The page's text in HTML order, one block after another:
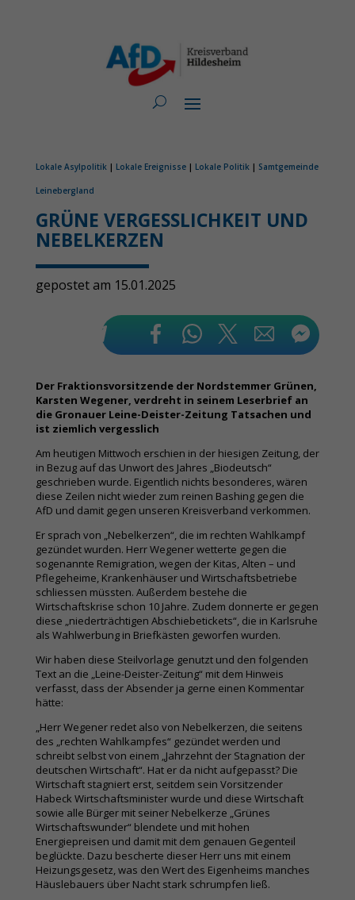
Lokale Asylpolitik | Lokale Ereignisse| Lokale Politik | Samtgemeinde
Leinebergland
GRÜNE VERGESSLICHKEIT UND
NEBELKERZEN
gepostet am 15.01.2025
Der Fraktionsvorsitzende der Nordstemmer Grünen,
Karsten Wegener, verdreht in seinem Leserbrief an
die Gronauer Leine-Deister-Zeitung Tatsachen und
ist ziemlich vergesslich
Am heutigen Mittwoch erschien in der hiesigen Zeitung, der
in Bezug auf das Unwort des Jahres „Biodeutsch“
geschrieben wurde. Eigentlich nichts besonderes, wären
diese Zeilen nicht wieder zum reinen Bashing gegen die
AfD und damit gegen unseren Kreisverband verkommen.
Er sprach von „Nebelkerzen“, die im rechten Wahlkampf
gezündet wurden. Herr Wegener wetterte gegen die
sogenannte Remigration, wegen der Kitas, Alten – und
Pflegeheime, Krankenhäuser und Wirtschaftsbetriebe
schliessen müssten. Außerdem bestehe die
Wirtschaftskrise schon 10 Jahre. Zudem donnerte er gegen
diese „niederträchtigen Abschiebetickets“, die in Karlsruhe
als Wahlwerbung in Briefkästen geworfen wurden.
Wir haben diese Steilvorlage genutzt und den folgenden
Text an die „Leine-Deister-Zeitung“ mit dem Hinweis
verfasst, dass der Absender ja gerne einen Kommentar
hätte:
„Herr Wegener redet also von Nebelkerzen, die seitens
des „rechten Wahlkampfes“ gezündet werden und
schreibt selbst von einem „Jahrzehnt der Stagnation der
deutschen Wirtschaft“. Hat er da nicht aufgepasst? Die
Wirtschaft stagniert erst, seitdem sein Vorsitzender
Habeck Wirtschaftsminister wurde und diese Wirtschaft
sowie alle Bürger mit seiner Nebelkerze „Grünes
Wirtschaftswunder“ blendete und mit hohen
Energiepreisen und damit mit dem genauen Gegenteil
beglückte. Dazu bescherte dieser Herr uns mit einem
Heizungsgesetz, was den Wert des Eigenheims manches
Häuslebauers über Nacht stark schrumpfen ließ.